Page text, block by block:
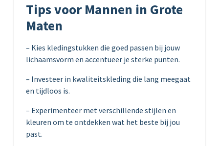
Tips voor Mannen in Grote
Maten
– Kies kledingstukken die goed passen bij jouw
lichaamsvorm en accentueer je sterke punten.
– Investeer in kwaliteitskleding die lang meegaat
en tijdloos is.
– Experimenteer met verschillende stijlen en
kleuren om te ontdekken wat het beste bij jou
past.